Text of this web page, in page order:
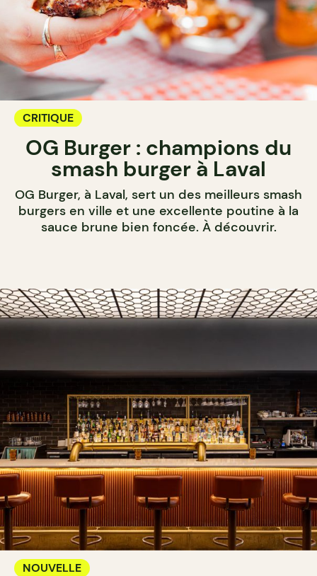
CRITIQUE
OG Burger : champions du
smash burger à Laval
OG Burger, à Laval, sert un des meilleurs smash
burgers en ville et une excellente poutine à la
sauce brune bien foncée. À découvrir.
NOUVELLE